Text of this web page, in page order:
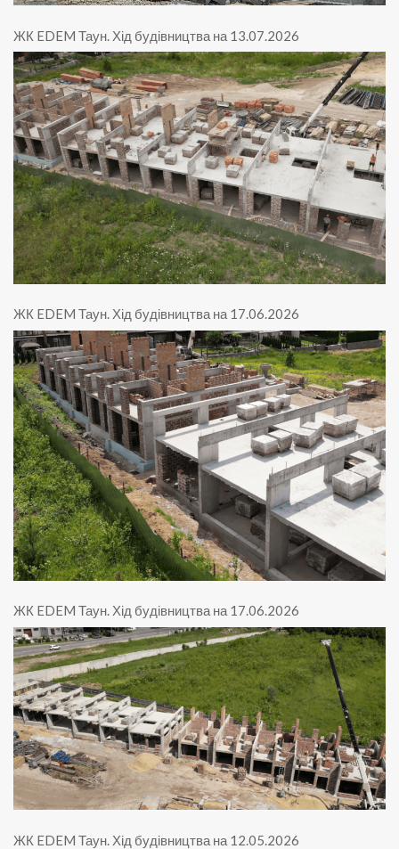
ЖК EDEM Таун. Хід будівництва на 13.07.2026
ЖК EDEM Таун. Хід будівництва на 17.06.2026
ЖК EDEM Таун. Хід будівництва на 17.06.2026
ЖК EDEM Таун. Хід будівництва на 12.05.2026